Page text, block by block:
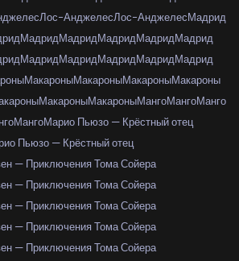
Лос-АнджелесЛос-АнджелесМадрид
МадридМадридМадридМадридМадрид
МадридМадридМадридМадридМадрид
МакароныМакароныМакароныМакароны
МакароныМакароныМангоМангоМанго
МангоМарио Пьюзо — Крёстный отец
Пьюзо — Крёстный отец
— Приключения Тома Сойера
— Приключения Тома Сойера
— Приключения Тома Сойера
— Приключения Тома Сойера
— Приключения Тома Сойера